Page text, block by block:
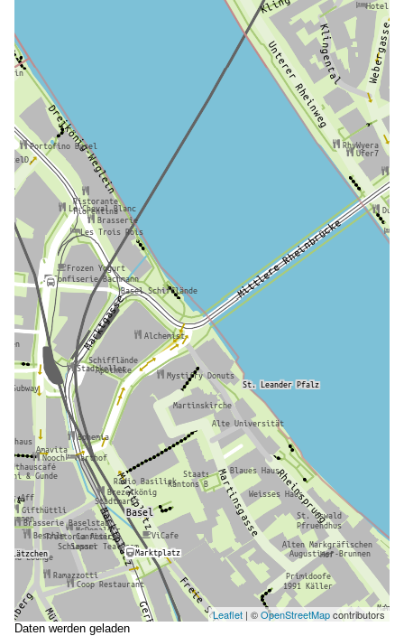
Leaflet | ©OpenStreetMapcontributors
Daten werden geladen